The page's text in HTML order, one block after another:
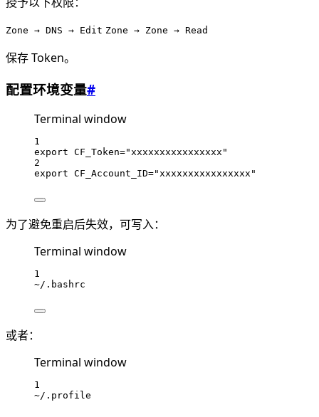
Zone → DNS → Edit Zone → Zone → Read
保存 Token。
配置环境变量#
Terminal window
1
export CF_Token="xxxxxxxxxxxxxxxx"
2
export CF_Account_ID="xxxxxxxxxxxxxxxx"
为了避免重启后失效，可写入：
Terminal window
1
~/.bashrc
或者：
Terminal window
1
~/.profile